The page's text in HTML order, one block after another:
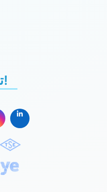
تابعونا!